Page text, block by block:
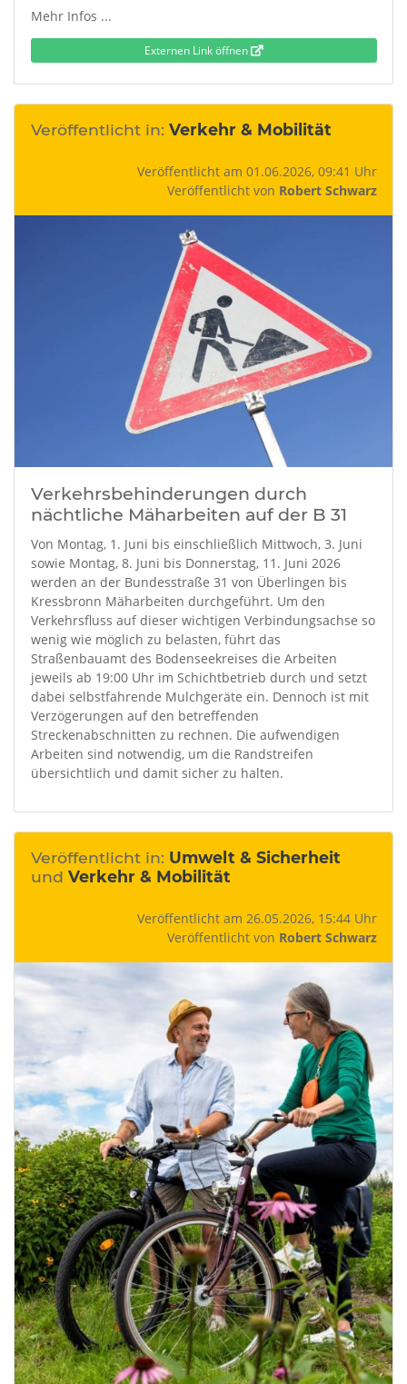
Mehr Infos ...
Externen Link öffnen
Veröffentlicht in: Verkehr & Mobilität
Veröffentlicht am 01.06.2026, 09:41 Uhr
Veröffentlicht von Robert Schwarz
Verkehrsbehinderungen durch
nächtliche Mäharbeiten auf der B 31
Von Montag, 1. Juni bis einschließlich Mittwoch, 3. Juni
sowie Montag, 8. Juni bis Donnerstag, 11. Juni 2026
werden an der Bundesstraße 31 von Überlingen bis
Kressbronn Mäharbeiten durchgeführt. Um den
Verkehrsfluss auf dieser wichtigen Verbindungsachse so
wenig wie möglich zu belasten, führt das
Straßenbauamt des Bodenseekreises die Arbeiten
jeweils ab 19:00 Uhr im Schichtbetrieb durch und setzt
dabei selbstfahrende Mulchgeräte ein. Dennoch ist mit
Verzögerungen auf den betreffenden
Streckenabschnitten zu rechnen. Die aufwendigen
Arbeiten sind notwendig, um die Randstreifen
übersichtlich und damit sicher zu halten.
Veröffentlicht in: Umwelt & Sicherheit
und Verkehr & Mobilität
Veröffentlicht am 26.05.2026, 15:44 Uhr
Veröffentlicht von Robert Schwarz